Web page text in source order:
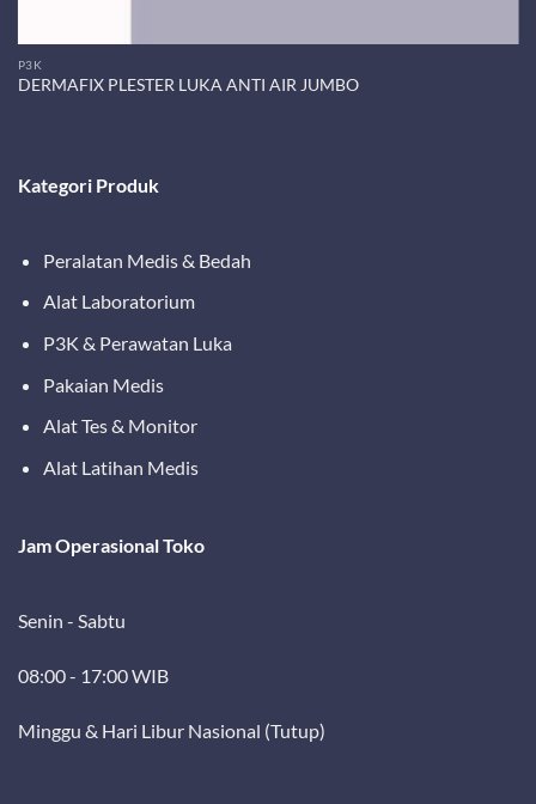
P3K
DERMAFIX PLESTER LUKA ANTI AIR JUMBO
Kategori Produk
Peralatan Medis & Bedah
Alat Laboratorium
P3K & Perawatan Luka
Pakaian Medis
Alat Tes & Monitor
Alat Latihan Medis
Jam Operasional Toko
Senin - Sabtu
08:00 - 17:00 WIB
Minggu & Hari Libur Nasional (Tutup)